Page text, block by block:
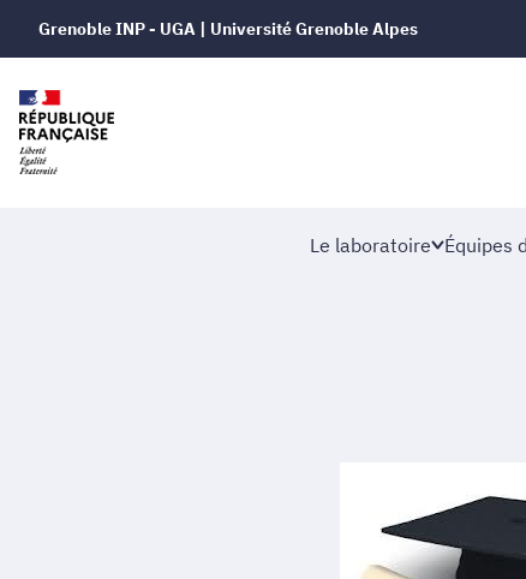
Grenoble INP - UGA | Université Grenoble Alpes
Le laboratoire Équipes